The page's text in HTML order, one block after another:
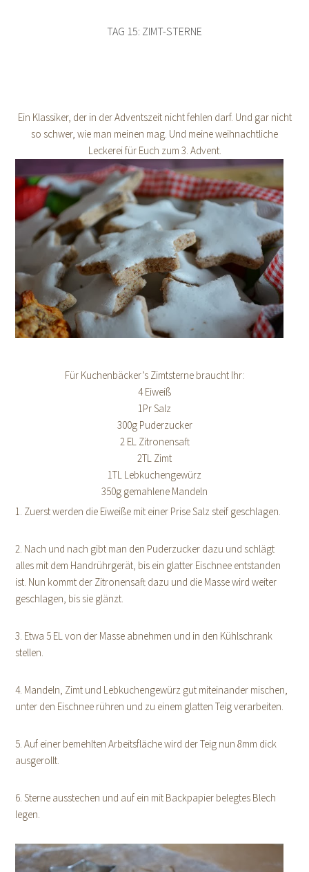
TAG 15: ZIMT-STERNE
Ein Klassiker, der in der Adventszeit nicht fehlen darf. Und gar nicht
so schwer, wie man meinen mag. Und meine weihnachtliche
Leckerei für Euch zum 3. Advent.
Für Kuchenbäcker’s Zimtsterne braucht Ihr:
4 Eiweiß
1Pr Salz
300g Puderzucker
2 EL Zitronensaft
2TL Zimt
1TL Lebkuchengewürz
350g gemahlene Mandeln
1. Zuerst werden die Eiweiße mit einer Prise Salz steif geschlagen.
2. Nach und nach gibt man den Puderzucker dazu und schlägt
alles mit dem Handrührgerät, bis ein glatter Eischnee entstanden
ist. Nun kommt der Zitronensaft dazu und die Masse wird weiter
geschlagen, bis sie glänzt.
3. Etwa 5 EL von der Masse abnehmen und in den Kühlschrank
stellen.
4. Mandeln, Zimt und Lebkuchengewürz gut miteinander mischen,
unter den Eischnee rühren und zu einem glatten Teig verarbeiten.
5. Auf einer bemehlten Arbeitsfläche wird der Teig nun 8mm dick
ausgerollt.
6. Sterne ausstechen und auf ein mit Backpapier belegtes Blech
legen.